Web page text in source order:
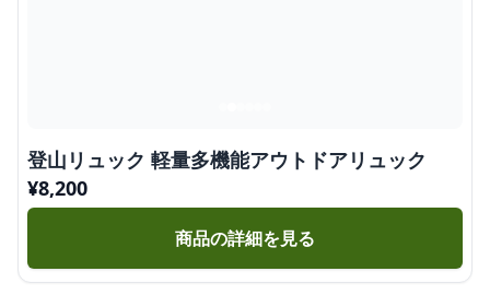
登山リュック 軽量多機能アウトドアリュック
¥8,200
商品の詳細を見る